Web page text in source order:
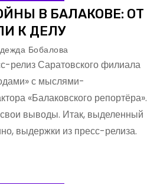
В БАЛАКОВЕ: ОТ
К ДЕЛУ
Бобалова
релиз Саратовского филиала
с мыслями-
«Балаковского репортёра».
выводы. Итак, выделенный
выдержки из пресс-релиза.